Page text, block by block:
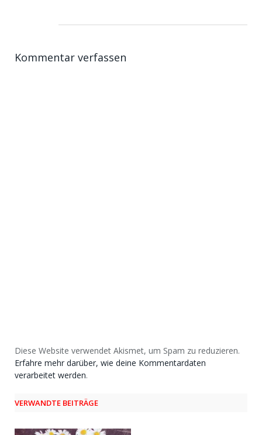
Kommentar verfassen
Diese Website verwendet Akismet, um Spam zu reduzieren.
Erfahre mehr darüber, wie deine Kommentardaten
verarbeitet werden.
VERWANDTE BEITRÄGE